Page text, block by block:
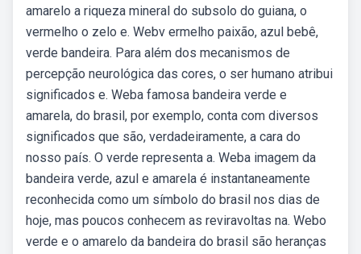
amarelo a riqueza mineral do subsolo do guiana, o
vermelho o zelo e. Webv ermelho paixão, azul bebê,
verde bandeira. Para além dos mecanismos de
percepção neurológica das cores, o ser humano atribui
significados e. Weba famosa bandeira verde e
amarela, do brasil, por exemplo, conta com diversos
significados que são, verdadeiramente, a cara do
nosso país. O verde representa a. Weba imagem da
bandeira verde, azul e amarela é instantaneamente
reconhecida como um símbolo do brasil nos dias de
hoje, mas poucos conhecem as reviravoltas na. Webo
verde e o amarelo da bandeira do brasil são heranças